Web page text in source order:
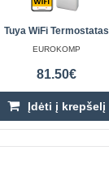
Tuya WiFi Termostatas
EUROKOMP
81.50€
Įdėti į krepšelį